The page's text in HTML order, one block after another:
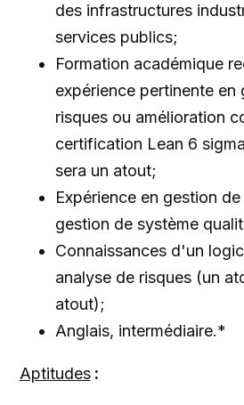
des infrastructures
services publics;
Formation académique
expérience pertinente en
risques ou amélioration
certification Lean 6
sera un atout;
Expérience en gestion
gestion de système
Connaissances d'un
analyse de risques (un
atout);
Anglais, intermédiaire.*
Aptitudes: